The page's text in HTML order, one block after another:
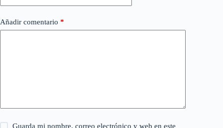
Añadir comentario *
Guarda mi nombre, correo electrónico y web en este